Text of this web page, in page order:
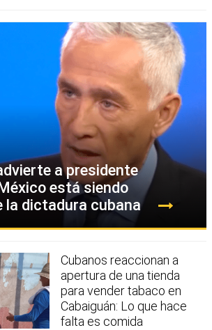
a presidente
está siendo
la dictadura cubana
Cubanos reaccionan a
apertura de una tienda
para vender tabaco en
Cabaiguán: Lo que hace
falta es comida